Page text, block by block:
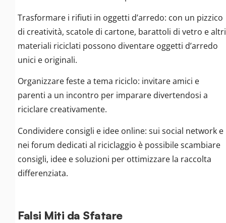
Trasformare i rifiuti in oggetti d’arredo: con un pizzico
di creatività, scatole di cartone, barattoli di vetro e altri
materiali riciclati possono diventare oggetti d’arredo
unici e originali.
Organizzare feste a tema riciclo: invitare amici e
parenti a un incontro per imparare divertendosi a
riciclare creativamente.
Condividere consigli e idee online: sui social network e
nei forum dedicati al riciclaggio è possibile scambiare
consigli, idee e soluzioni per ottimizzare la raccolta
differenziata.
Falsi Miti da Sfatare